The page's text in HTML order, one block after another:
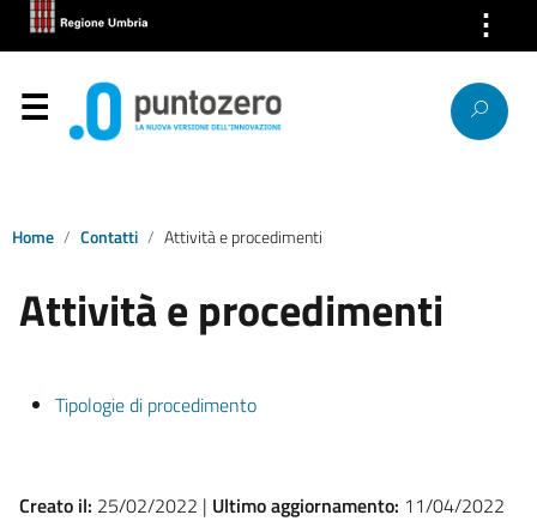
⋮
Chi Siamo
Servizi
News
Ricerca IP
Contatti
Home Contatti Attività e procedimenti
Attività e procedimenti
Tipologie di procedimento
Creato il: 25/02/2022 | Ultimo aggiornamento: 11/04/2022